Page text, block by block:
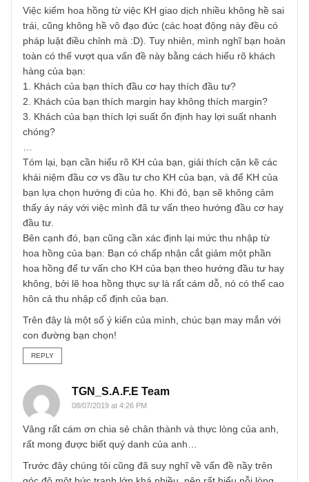
Xin phép được comment đồng cảm với vấn đề của bạn, vì
tôi cũng là một người làm trong một công ty chứng khoán
(nhưng không phải là môi giới).
Chúng ta làm trong ngành nên đều hiểu rằng nguồn thu
chính của ctck chính là phí giao dịch và lãi margin. Các
công ty chứng khoán đều tập trung vào 2 nguồn thu này,
mặc dù họ vẫn có những nguồn thu khác như hoạt động
phân phối trái phiếu, chứng chĩ quỹ,…
Đối với MG như bạn, bạn lại càng được lợi hoa hồng khi
giao dịch nhiều.
Việc kiếm hoa hồng từ việc KH giao dịch nhiều không hề
trái, cũng không hề vô đạo đức (các hoạt động này đều có
pháp luật điều chỉnh mà :D). Tuy nhiên, mình nghĩ bạn
toàn có thể vượt qua vấn đề này bằng cách hiểu rõ khách
hàng của bạn:
1. Khách của bạn thích đầu cơ hay thích đầu tư?
2. Khách của bạn thích margin hay không thích margin?
3. Khách của bạn thích lợi suất ổn định hay lợi suất nhanh
chóng?
…
Tóm lại, bạn cần hiểu rõ KH của bạn, giải thích cặn kẽ các
khái niệm đầu cơ vs đầu tư cho KH của bạn, và để KH của
bạn lựa chọn hướng đi của họ. Khi đó, bạn sẽ không cảm
thấy áy náy với việc mình đã tư vấn theo hướng đầu cơ
đầu tư.
Bên cạnh đó, bạn cũng cần xác định lại mức thu nhập từ
hoa hồng của bạn: Bạn có chấp nhận cắt giảm một phần